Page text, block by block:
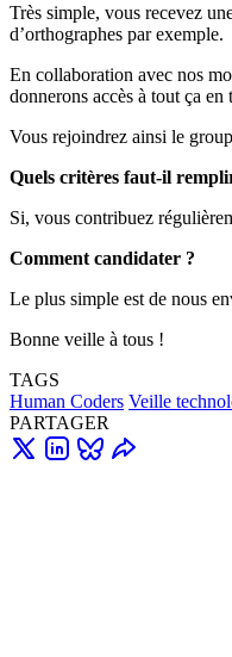
Très simple, vous recevez
d’orthographes par exemple.
En collaboration avec nos
donnerons accès à tout ça en
Vous rejoindrez ainsi le
Quels critères faut-il
Si, vous contribuez
Comment candidater ?
Le plus simple est de nous
Bonne veille à tous !
TAGS
Human Coders Veille
PARTAGER